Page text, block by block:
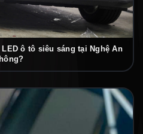
ô tô siêu sáng tại Nghệ An